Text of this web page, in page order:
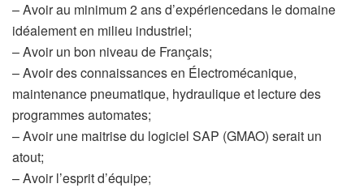
– Avoir au minimum 2 ans d’expériencedans le domaine
idéalement en milieu industriel;
– Avoir un bon niveau de Français;
– Avoir des connaissances en Électromécanique,
maintenance pneumatique, hydraulique et lecture des
programmes automates;
– Avoir une maitrise du logiciel SAP (GMAO) serait un
atout;
– Avoir l’esprit d’équipe;